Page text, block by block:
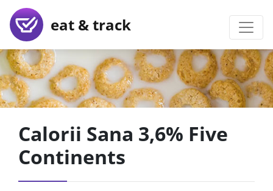
eat & track
Calorii Sana 3,6% Five
Continents